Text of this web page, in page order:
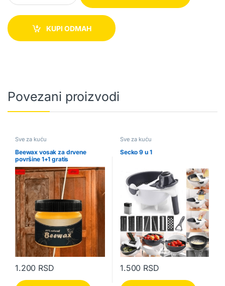
KUPI ODMAH
Povezani proizvodi
Sve za kuću
Beewax vosak za drvene
površine 1+1 gratis
1.200 RSD
Sve za kuću
Secko 9 u 1
1.500 RSD